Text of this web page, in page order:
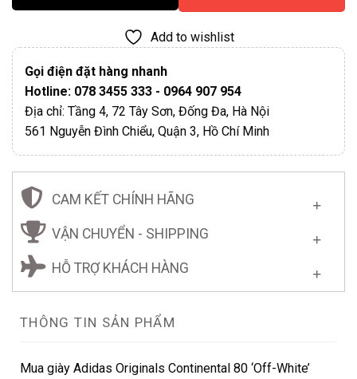
Add to wishlist
Gọi điện đặt hàng nhanh
Hotline: 078 3455 333 - 0964 907 954
Địa chỉ: Tầng 4, 72 Tây Sơn, Đống Đa, Hà Nội
561 Nguyễn Đình Chiểu, Quận 3, Hồ Chí Minh
CAM KẾT CHÍNH HÃNG
VẬN CHUYỂN - SHIPPING
HỖ TRỢ KHÁCH HÀNG
THÔNG TIN SẢN PHẨM
Mua giày Adidas Originals Continental 80 ‘Off-White’